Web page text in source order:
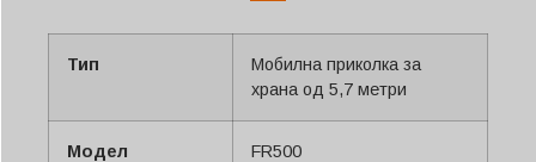
Тип
Мобилна приколка за
храна од 5,7 метри
Модел FR500